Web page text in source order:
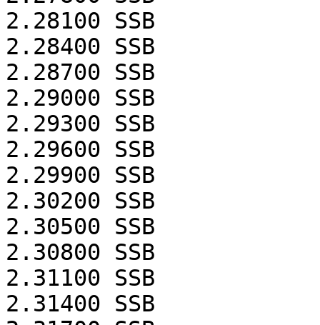
2.28100
SSB
2.28400
SSB
2.28700
SSB
2.29000
SSB
2.29300
SSB
2.29600
SSB
2.29900
SSB
2.30200
SSB
2.30500
SSB
2.30800
SSB
2.31100
SSB
2.31400
SSB